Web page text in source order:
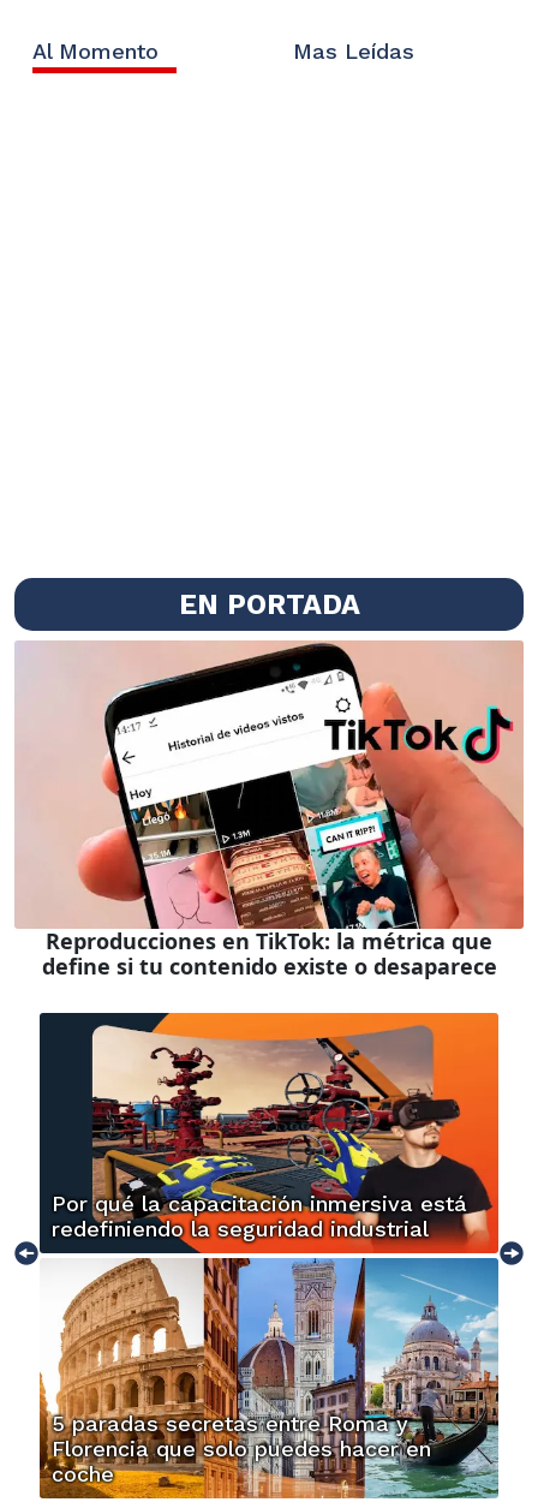
Al Momento Mas Leídas
EN PORTADA
Reproducciones en TikTok: la métrica que
define si tu contenido existe o desaparece
Por qué la capacitación inmersiva está
redefiniendo la seguridad industrial
5 paradas secretas entre Roma y
Florencia que solo puedes hacer en
coche